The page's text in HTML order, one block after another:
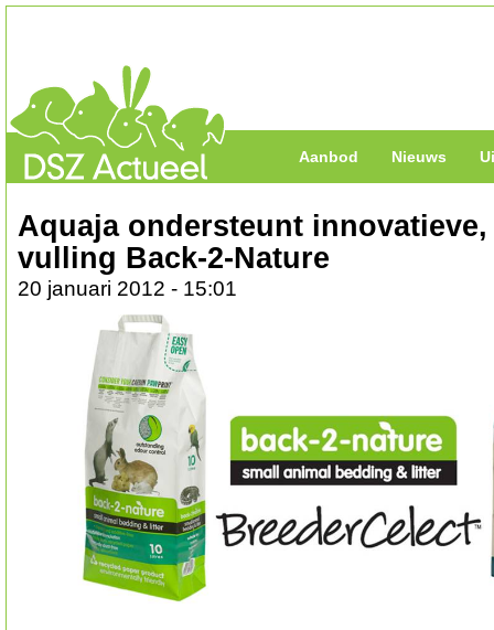
Aanbod Nieuws
Aquaja ondersteunt
vulling Back-2-Nature
20 januari 2012 - 15:01